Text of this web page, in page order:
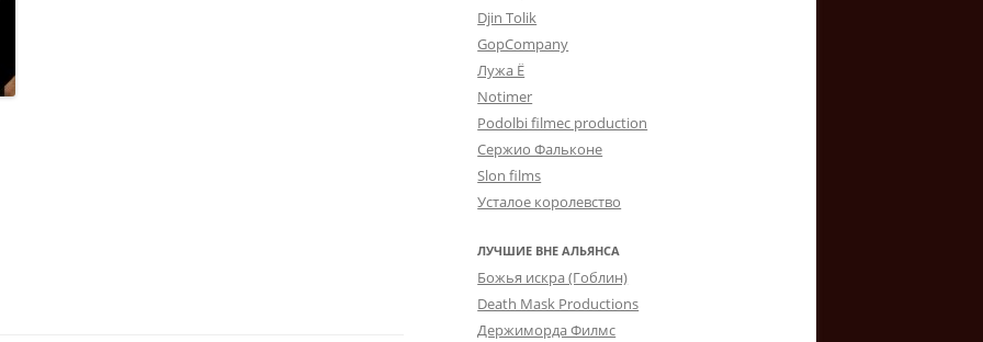
Djin Tolik
GopCompany
Лужа Ё
Notimer
Podolbi filmec production
Сержио Фальконе
Slon films
Усталое королевство
ЛУЧШИЕ ВНЕ АЛЬЯНСА
Божья искра (Гоблин)
Death Mask Productions
Держиморда Филмс